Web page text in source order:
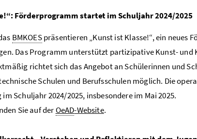
Förderprogramm startet im Schuljahr 2024/2025
BMKOESpräsentieren „Kunst ist Klasse!“, ein neues
Das Programm unterstützt partizipative Kunst- und
richtet sich das Angebot an Schülerinnen und
Schulen und Berufsschulen möglich. Die
Schuljahr 2024/2025, insbesondere im Mai 2025.
Sie auf der OeAD-Website.